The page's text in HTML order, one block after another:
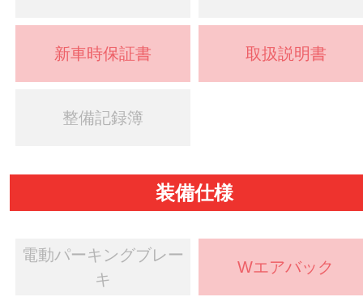
新車時保証書 取扱説明書
整備記録簿
装備仕様
電動パーキングブレー
キ
Wエアバック